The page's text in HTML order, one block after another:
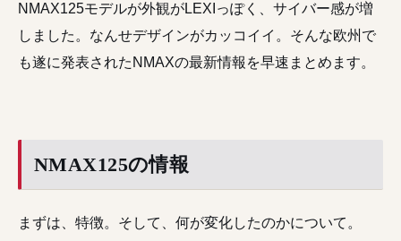
NMAX125モデルが外観がLEXIっぽく、サイバー感が増
しました。なんせデザインがカッコイイ。そんな欧州で
も遂に発表されたNMAXの最新情報を早速まとめます。
NMAX125の情報
まずは、特徴。そして、何が変化したのかについて。